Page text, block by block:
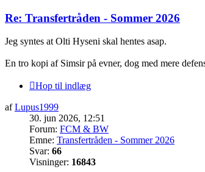
Re: Transfertråden - Sommer 2026
Jeg syntes at Olti Hyseni skal hentes asap.
En tro kopi af Simsir på evner, dog med mere
Hop til indlæg
afLupus1999
30. jun 2026, 12:51
Forum: FCM & BW
Emne: Transfertråden - Sommer 2026
Svar: 66
Visninger: 16843